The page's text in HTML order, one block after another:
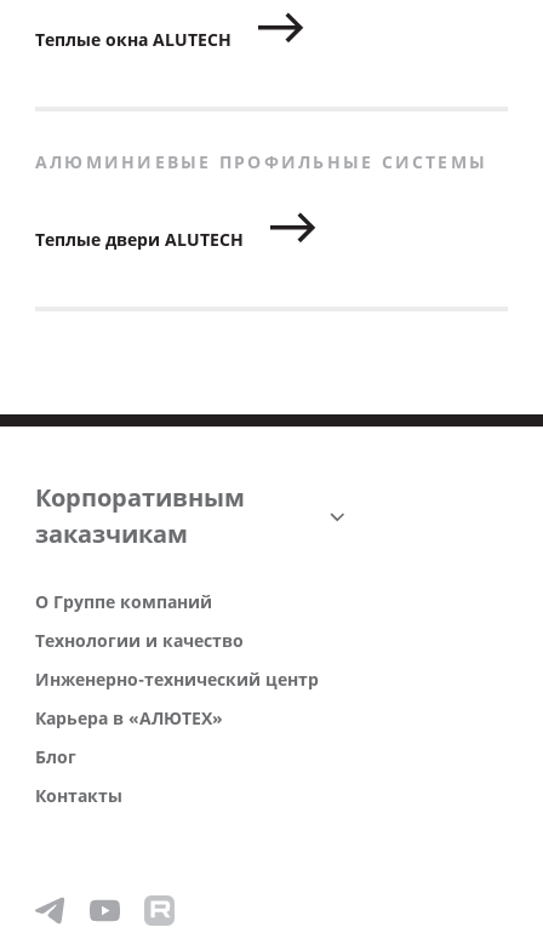
Теплые окна ALUTECH
АЛЮМИНИЕВЫЕ ПРОФИЛЬНЫЕ СИСТЕМЫ
Теплые двери ALUTECH
Корпоративным
заказчикам
О Группе компаний
Технологии и качество
Инженерно-технический центр
Карьера в «АЛЮТЕХ»
Блог
Контакты